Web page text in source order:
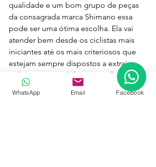
qualidade e um bom grupo de peças
da consagrada marca Shimano essa
pode ser uma ótima escolha. Ela vai
atender bem desde os ciclistas mais
iniciantes até os mais criteriosos que
estejam sempre dispostos a extrair
tudo o que essa bike tem a oferecer.
Até o próximo teste!
WhatsApp Email Facebook